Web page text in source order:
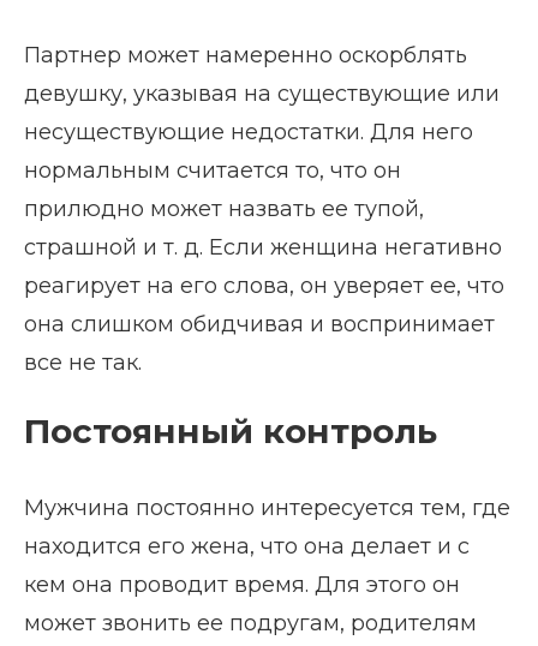
Партнер может намеренно оскорблять
девушку, указывая на существующие или
несуществующие недостатки. Для него
нормальным считается то, что он
прилюдно может назвать ее тупой,
страшной и т. д. Если женщина негативно
реагирует на его слова, он уверяет ее, что
она слишком обидчивая и воспринимает
все не так.
Постоянный контроль
Мужчина постоянно интересуется тем, где
находится его жена, что она делает и с
кем она проводит время. Для этого он
может звонить ее подругам, родителям